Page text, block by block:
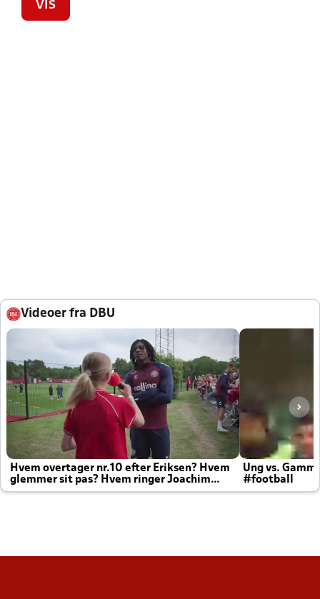
VIS
Videoer fra DBU
Hvem overtager nr.10 efter Eriksen? Hvem
glemmer sit pas? Hvem ringer Joachim
altid til efter kampe?
Ung vs.
#football